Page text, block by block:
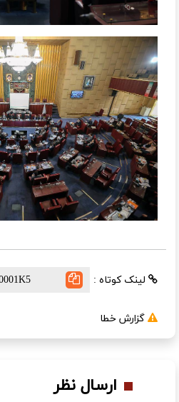
لینک کوتاه :
گزارش خطا
ارسال نظر